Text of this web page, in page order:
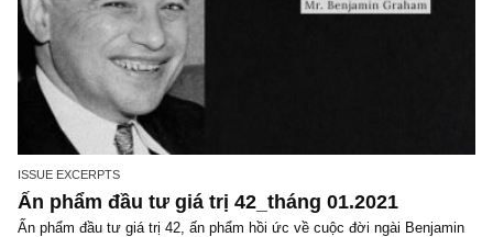
chính 2020 – sắp phát hành! Cách đặt mua, giá cả, và hình thức
toán ở link: www.newslettervietnam...